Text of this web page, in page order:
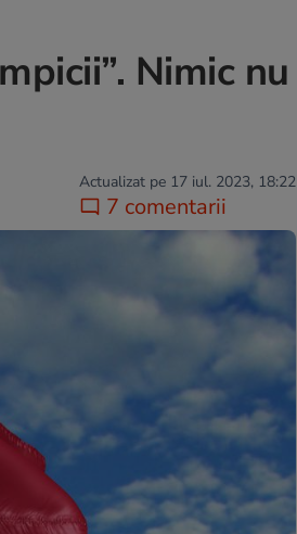
Nimic nu
Actualizat pe 17 iul. 2023, 18:22
7 comentarii